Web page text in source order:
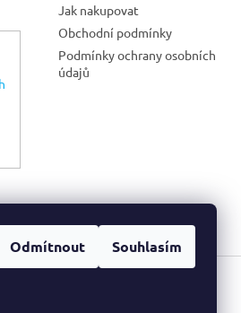
Odmítnout Souhlasím
Jak nakupovat
Obchodní podmínky
Podmínky ochrany osobních
údajů